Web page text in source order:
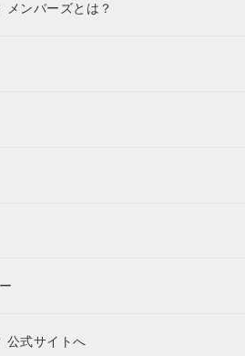
メンバーズとは？
公式サイトへ